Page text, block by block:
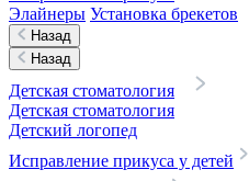
Элайнеры Установка брекетов
Назад
Назад
Детская стоматология
Детская стоматология
Детский логопед
Исправление прикуса у детей